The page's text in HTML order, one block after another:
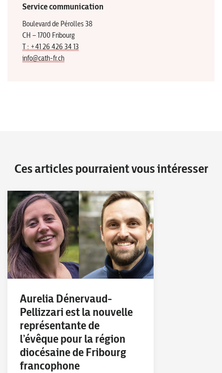
Service communication
Boulevard de Pérolles 38
CH – 1700 Fribourg
T : +41 26 426 34 13
info@cath-fr.ch
Ces articles pourraient vous intéresser
Aurelia Dénervaud-
Pellizzari est la nouvelle
représentante de
l’évêque pour la région
diocésaine de Fribourg
francophone